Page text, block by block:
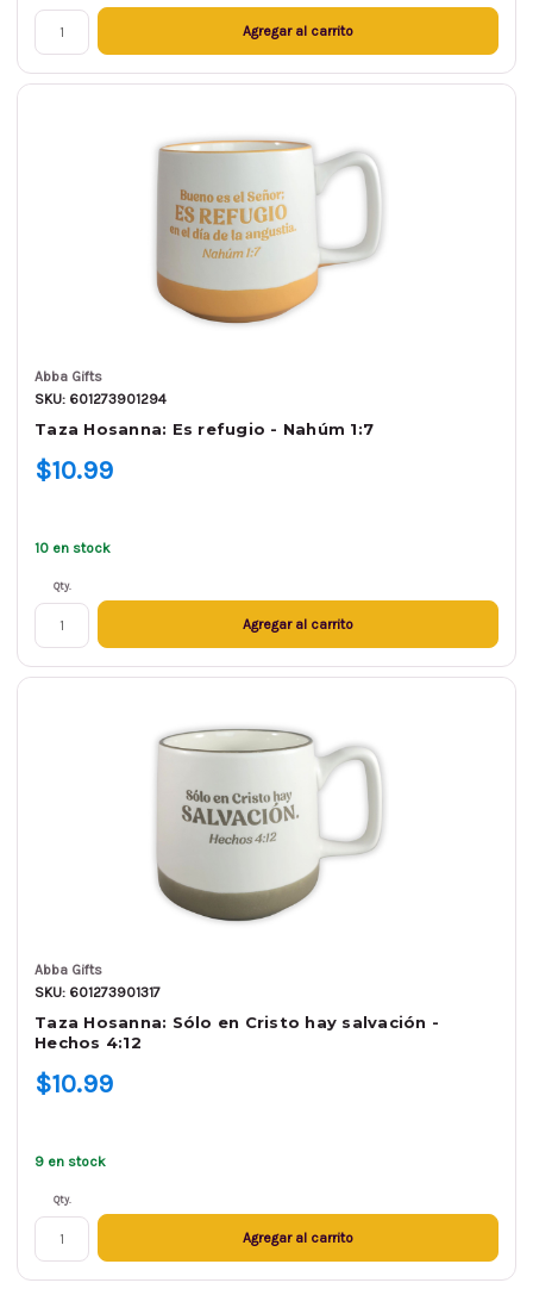
Agregar al carrito
Abba Gifts
SKU: 601273901294
Taza Hosanna: Es refugio - Nahúm 1:7
$10.99
10 en stock
Qty.
Agregar al carrito
Abba Gifts
SKU: 601273901317
Taza Hosanna: Sólo en Cristo hay salvación -
Hechos 4:12
$10.99
9 en stock
Qty.
Agregar al carrito